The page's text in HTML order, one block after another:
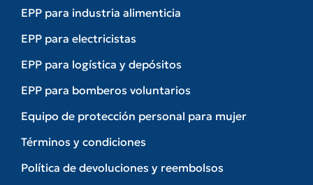
EPP para industria alimenticia
EPP para electricistas
EPP para logística y depósitos
EPP para bomberos voluntarios
Equipo de protección personal para mujer
Términos y condiciones
Política de devoluciones y reembolsos